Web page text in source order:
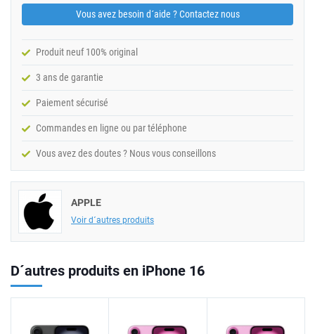
Vous avez besoin d´aide ? Contactez nous
Produit neuf 100% original
3 ans de garantie
Paiement sécurisé
Commandes en ligne ou par téléphone
Vous avez des doutes ? Nous vous conseillons
APPLE
Voir d´autres produits
D´autres produits en iPhone 16